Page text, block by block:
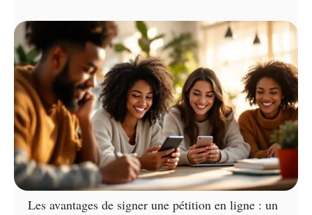
Les avantages de signer une pétition en ligne : un